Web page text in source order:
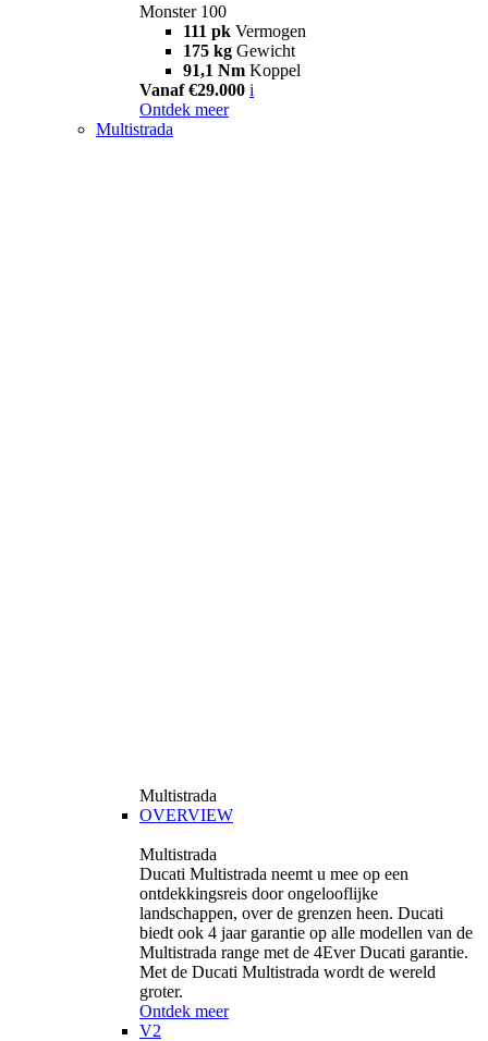
Monster 100
111 pk Vermogen
175 kg Gewicht
91,1 Nm Koppel
Vanaf €29.000 i
Ontdek meer
Multistrada
Multistrada
OVERVIEW
Multistrada
Ducati Multistrada neemt u mee op een
ontdekkingsreis door ongelooflijke
landschappen, over de grenzen heen. Ducati
biedt ook 4 jaar garantie op alle modellen van de
Multistrada range met de 4Ever Ducati garantie.
Met de Ducati Multistrada wordt de wereld
groter.
Ontdek meer
V2